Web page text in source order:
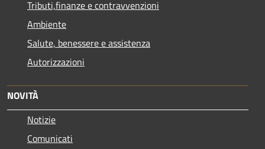
Tributi,finanze e contravvenzioni
Ambiente
Salute, benessere e assistenza
Autorizzazioni
NOVITÀ
Notizie
Comunicati